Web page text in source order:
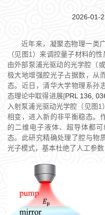
2026-01-
近年来，凝聚态物理一类
（见图1）来调控量子材料的
由外部泵浦光驱动的光学腔（
极大地增强腔光子占据数，从
态。近日，清华大学物理系孙
态理论中取得进展[PRL 136,
入射泵浦光驱动光学腔（见图
相变，进入新的非平衡稳态。
的二维电子液体、超导体都
态。此研究精确处理了腔与物
光子模式，基本杜绝了人工参